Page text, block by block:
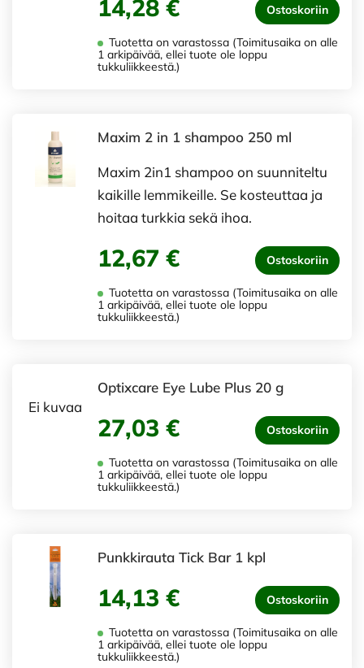
14,28 € Ostoskoriin
Tuotetta on varastossa (Toimitusaika on alle
1 arkipäivää, ellei tuote ole loppu
tukkuliikkeestä.)
Maxim 2 in 1 shampoo 250 ml
Maxim 2in1 shampoo on suunniteltu
kaikille lemmikeille. Se kosteuttaa ja
hoitaa turkkia sekä ihoa.
12,67 € Ostoskoriin
Tuotetta on varastossa (Toimitusaika on alle
1 arkipäivää, ellei tuote ole loppu
tukkuliikkeestä.)
Ei kuvaa
Optixcare Eye Lube Plus 20 g
27,03 € Ostoskoriin
Tuotetta on varastossa (Toimitusaika on alle
1 arkipäivää, ellei tuote ole loppu
tukkuliikkeestä.)
Punkkirauta Tick Bar 1 kpl
14,13 € Ostoskoriin
Tuotetta on varastossa (Toimitusaika on alle
1 arkipäivää, ellei tuote ole loppu
tukkuliikkeestä.)